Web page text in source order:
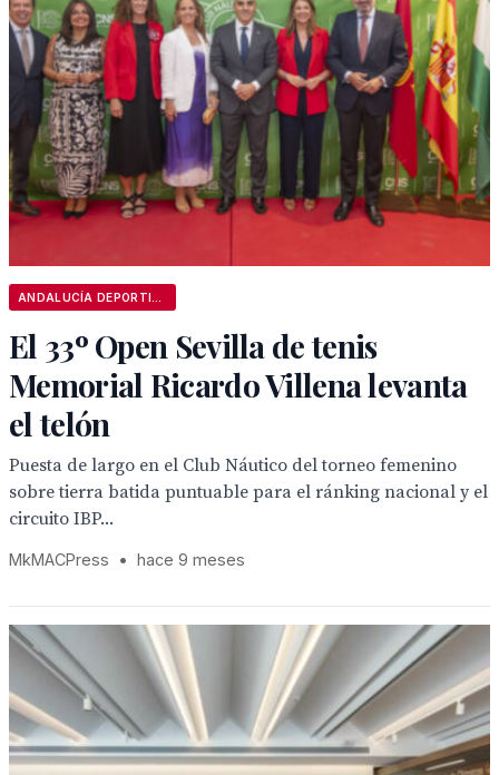
El 33º Open Sevilla de tenis
Memorial Ricardo Villena levanta
el telón
Puesta de largo en el Club Náutico del torneo femenino
sobre tierra batida puntuable para el ránking nacional y el
circuito IBP...
MkMACPress • hace 9 meses